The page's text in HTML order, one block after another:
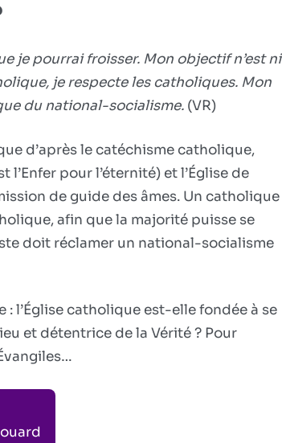
je pourrai froisser. Mon objectif n’est ni
je respecte les catholiques. Mon
du national-socialisme. (VR)
d’après le catéchisme catholique,
pour l’éternité) et l’Église de
de guide des âmes. Un catholique
afin que la majorité puisse se
doit réclamer un national-socialisme
l’Église catholique est-elle fondée à se
et détentrice de la Vérité ? Pour